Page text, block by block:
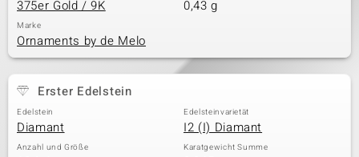
375er Gold / 9K 0,43 g
Marke
Ornaments by de Melo
Erster Edelstein
Edelstein
Diamant
Edelsteinvarietät
I2 (I) Diamant
Anzahl und Größe Karatgewicht Summe